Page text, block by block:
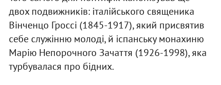
двох подвижників: італійського священика
Вінченцо Гроссі (1845-1917), який присвятив
себе служінню молоді, й іспанську монахиню
Марію Непорочного Зачаття (1926-1998), яка
турбувалася про бідних.